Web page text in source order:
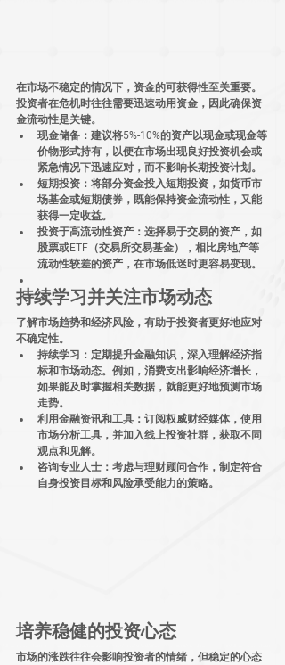
在市场不稳定的情况下，资金的可获得性至关重要。
投资者在危机时往往需要迅速动用资金，因此确保资
金流动性是关键。
现金储备 ：建议将5%-10%的资产以现金或现金等
价物形式持有，以便在市场出现良好投资机会或
紧急情况下迅速应对，而不影响长期投资计划。
短期投资 ：将部分资金投入短期投资，如货币市
场基金或短期债券，既能保持资金流动性，又能
获得一定收益。
投资于高流动性资产 ：选择易于交易的资产，如
股票或ETF（交易所交易基金），相比房地产等
流动性较差的资产，在市场低迷时更容易变现。
持续学习并关注市场动态
了解市场趋势和经济风险，有助于投资者更好地应对
不确定性。
持续学习 ：定期提升金融知识，深入理解经济指
标和市场动态。例如，消费支出影响经济增长，
如果能及时掌握相关数据，就能更好地预测市场
走势。
利用金融资讯和工具 ：订阅权威财经媒体，使用
市场分析工具，并加入线上投资社群，获取不同
观点和见解。
咨询专业人士 ：考虑与理财顾问合作，制定符合
自身投资目标和风险承受能力的策略。
培养稳健的投资心态
市场的涨跌往往会影响投资者的情绪，但稳定的心态